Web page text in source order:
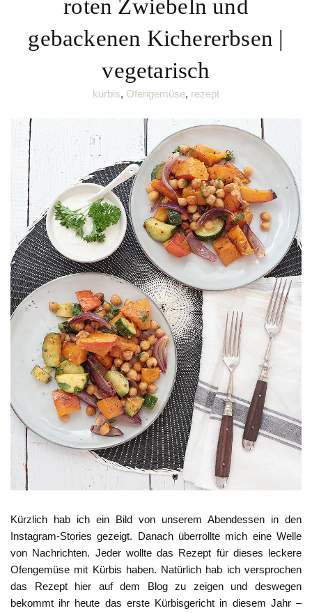
roten Zwiebeln und
gebackenen Kichererbsen |
vegetarisch
kürbis, Ofengemüse, rezept
Kürzlich hab ich ein Bild von unserem Abendessen in den
Instagram-Stories gezeigt. Danach überrollte mich eine Welle
von Nachrichten. Jeder wollte das Rezept für dieses leckere
Ofengemüse mit Kürbis haben. Natürlich hab ich versprochen
das Rezept hier auf dem Blog zu zeigen und deswegen
bekommt ihr heute das erste Kürbisgericht in diesem Jahr –